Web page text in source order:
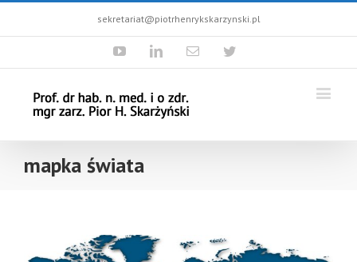
sekretariat@piotrhenrykskarzynski.pl
YoutubeLinkedinEmail Twitter
mapka świata